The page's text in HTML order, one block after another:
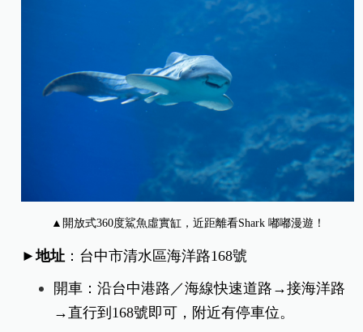
▲開放式360度鯊魚虛實缸，近距離看Shark 嘟嘟漫遊！
►地址 ：台中市清水區海洋路168號
開車：沿台中港路／海線快速道路→接海洋路
→直行到168號即可，附近有停車位。